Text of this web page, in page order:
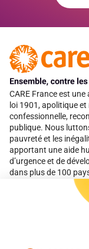
CARE France est
loi 1901, apolitique et
confessionnelle,
publique. Nous
pauvreté et les
apportant une aide
d’urgence et de
dans plus de 100
qu’elles sont les
victimes des
les femmes et les